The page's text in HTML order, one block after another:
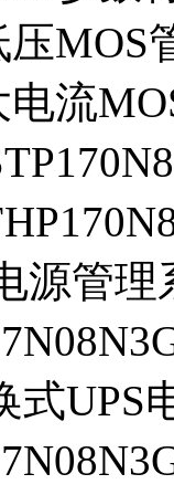
压MOS
电流
源管理
式UPS